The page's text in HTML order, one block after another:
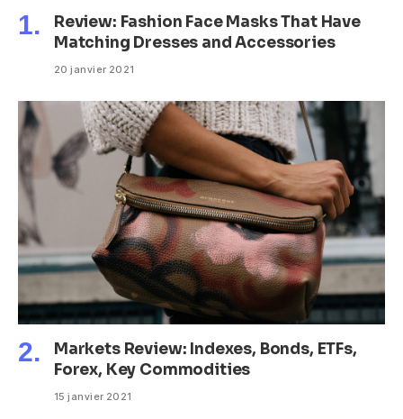
Review: Fashion Face Masks That Have
Matching Dresses and Accessories
20 janvier 2021
Markets Review: Indexes, Bonds, ETFs,
Forex, Key Commodities
15 janvier 2021